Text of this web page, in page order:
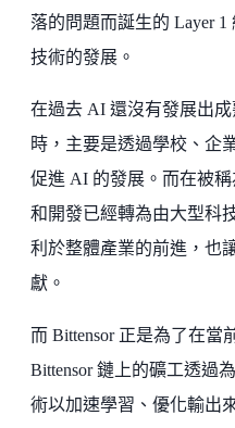
落的問題而誕生的 Layer
技術的發展。
在過去 AI 還沒有發展出
時，主要是透過學校、企
促進 AI 的發展。而在被
和開發已經轉為由大型科
利於整體產業的前進，也
獻。
而 Bittensor 正是為了在當
Bittensor 鏈上的礦工透過
術以加速學習、優化輸出